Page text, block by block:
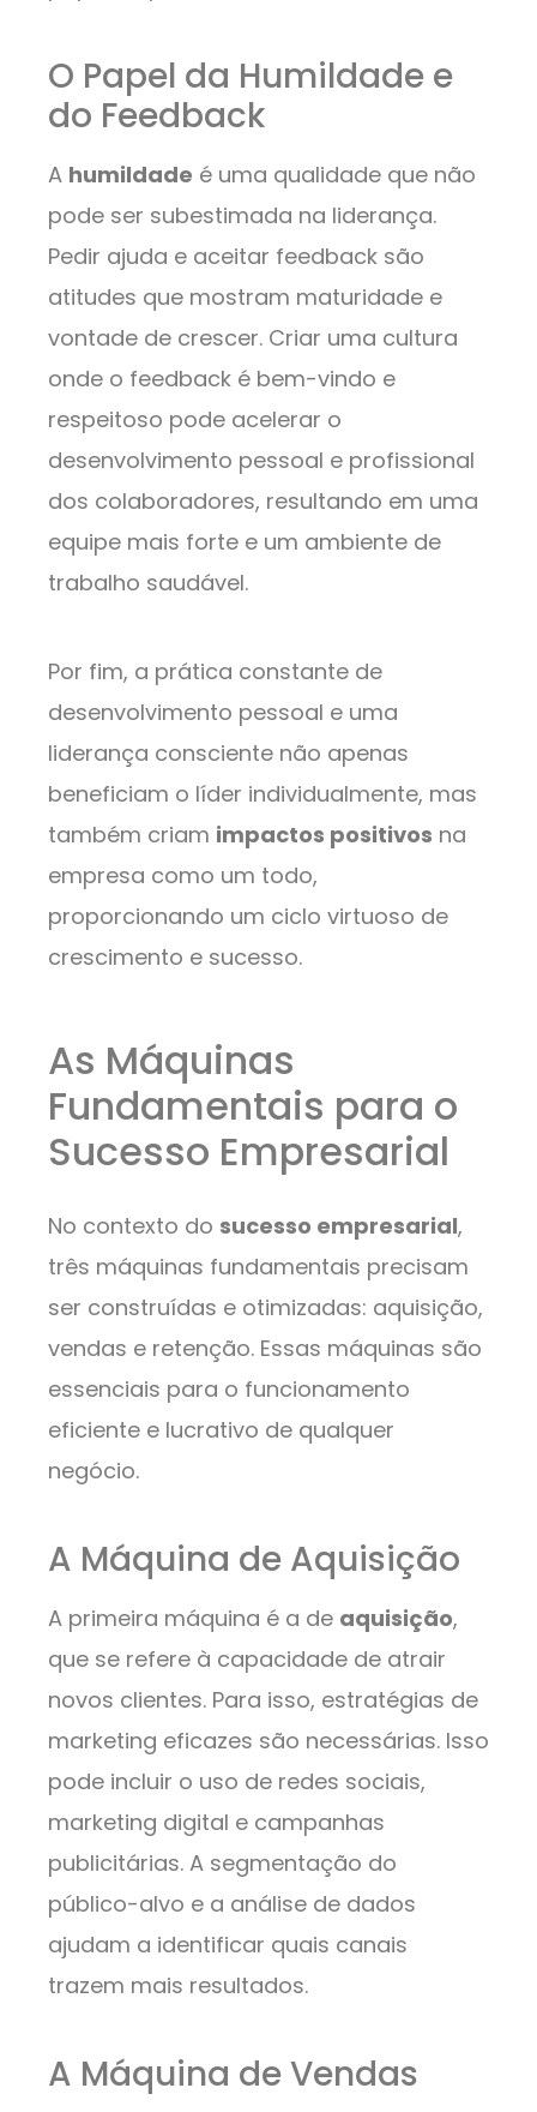
O Papel da Humildade e
do Feedback
A humildade é uma qualidade que não
pode ser subestimada na liderança.
Pedir ajuda e aceitar feedback são
atitudes que mostram maturidade e
vontade de crescer. Criar uma cultura
onde o feedback é bem-vindo e
respeitoso pode acelerar o
desenvolvimento pessoal e profissional
dos colaboradores, resultando em uma
equipe mais forte e um ambiente de
trabalho saudável.
Por fim, a prática constante de
desenvolvimento pessoal e uma
liderança consciente não apenas
beneficiam o líder individualmente, mas
também criam impactos positivos na
empresa como um todo,
proporcionando um ciclo virtuoso de
crescimento e sucesso.
As Máquinas
Fundamentais para o
Sucesso Empresarial
No contexto do sucesso empresarial,
três máquinas fundamentais precisam
ser construídas e otimizadas: aquisição,
vendas e retenção. Essas máquinas são
essenciais para o funcionamento
eficiente e lucrativo de qualquer
negócio.
A Máquina de Aquisição
A primeira máquina é a de aquisição,
que se refere à capacidade de atrair
novos clientes. Para isso, estratégias de
marketing eficazes são necessárias. Isso
pode incluir o uso de redes sociais,
marketing digital e campanhas
publicitárias. A segmentação do
público-alvo e a análise de dados
ajudam a identificar quais canais
trazem mais resultados.
A Máquina de Vendas